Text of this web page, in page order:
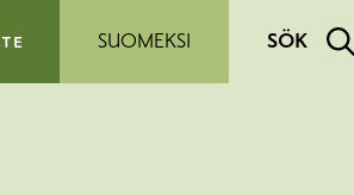
SUOMEKSI
SÖK